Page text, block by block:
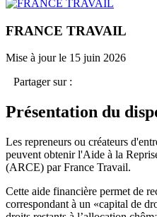
FRANCE TRAVAIL
Mise à jour le 15 juin 2026
Partager sur :
Présentation du
Les repreneurs ou créateurs
peuvent obtenir l'Aide à la
(ARCE) par France Travail.
Cette aide financière permet de
correspondant à un «capital de